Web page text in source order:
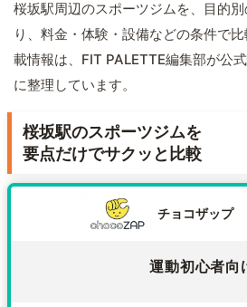
桜坂駅周辺のスポーツジムを、目的
り、料金・体験・設備などの条件で
載情報は、FIT PALETTE編集部が公
に整理しています。
桜坂駅のスポーツジムを
要点だけでサクッと比較
チョコザップ
運動初心者向